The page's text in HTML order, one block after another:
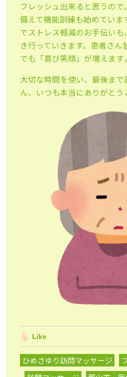
フレッシュ出来ると思うの
備えて機能訓練も始めていま
でストレス軽減のお手伝い
き行っていきます。患者さん
でも「喜び笑顔」が増えます
大切な時間を使い、最後まで
ん、いつも本当にありがとう
Like
ひめさゆり訪問マッサージ